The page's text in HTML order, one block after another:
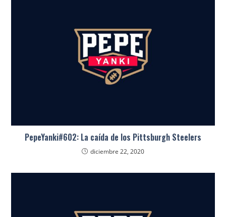
PepeYanki#602: La caída de los Pittsburgh Steelers
diciembre 22, 2020